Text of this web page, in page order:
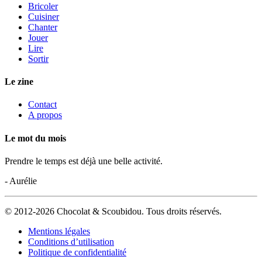
Bricoler
Cuisiner
Chanter
Jouer
Lire
Sortir
Le zine
Contact
A propos
Le mot du mois
Prendre le temps est déjà une belle activité.
- Aurélie
© 2012-2026 Chocolat & Scoubidou. Tous droits réservés.
Mentions légales
Conditions d’utilisation
Politique de confidentialité